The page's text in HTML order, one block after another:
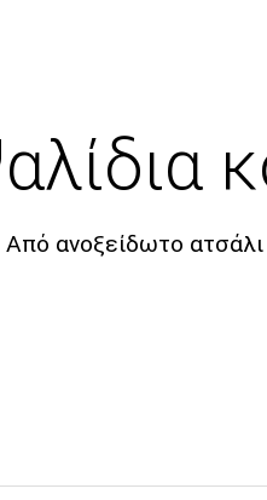
Από ανοξείδωτο ατσάλι